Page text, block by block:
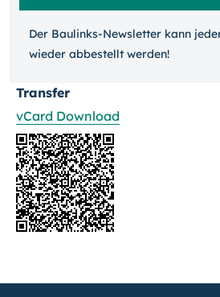
Der Baulinks-Newsletter kann
wieder ab­bestellt werden!
Transfer
vCard Download